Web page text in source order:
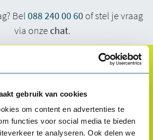
gebruik van cookies
om content en advertenties te
functies voor social media te bieden
te analyseren. Ook delen we
Bel 088 240 00 60 of stel je vraag
via onze chat.